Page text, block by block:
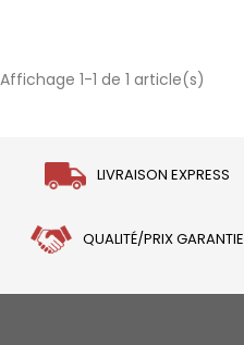
Affichage 1-1 de 1 article(s)
LIVRAISON EXPRESS
QUALITÉ/PRIX GARANTIE